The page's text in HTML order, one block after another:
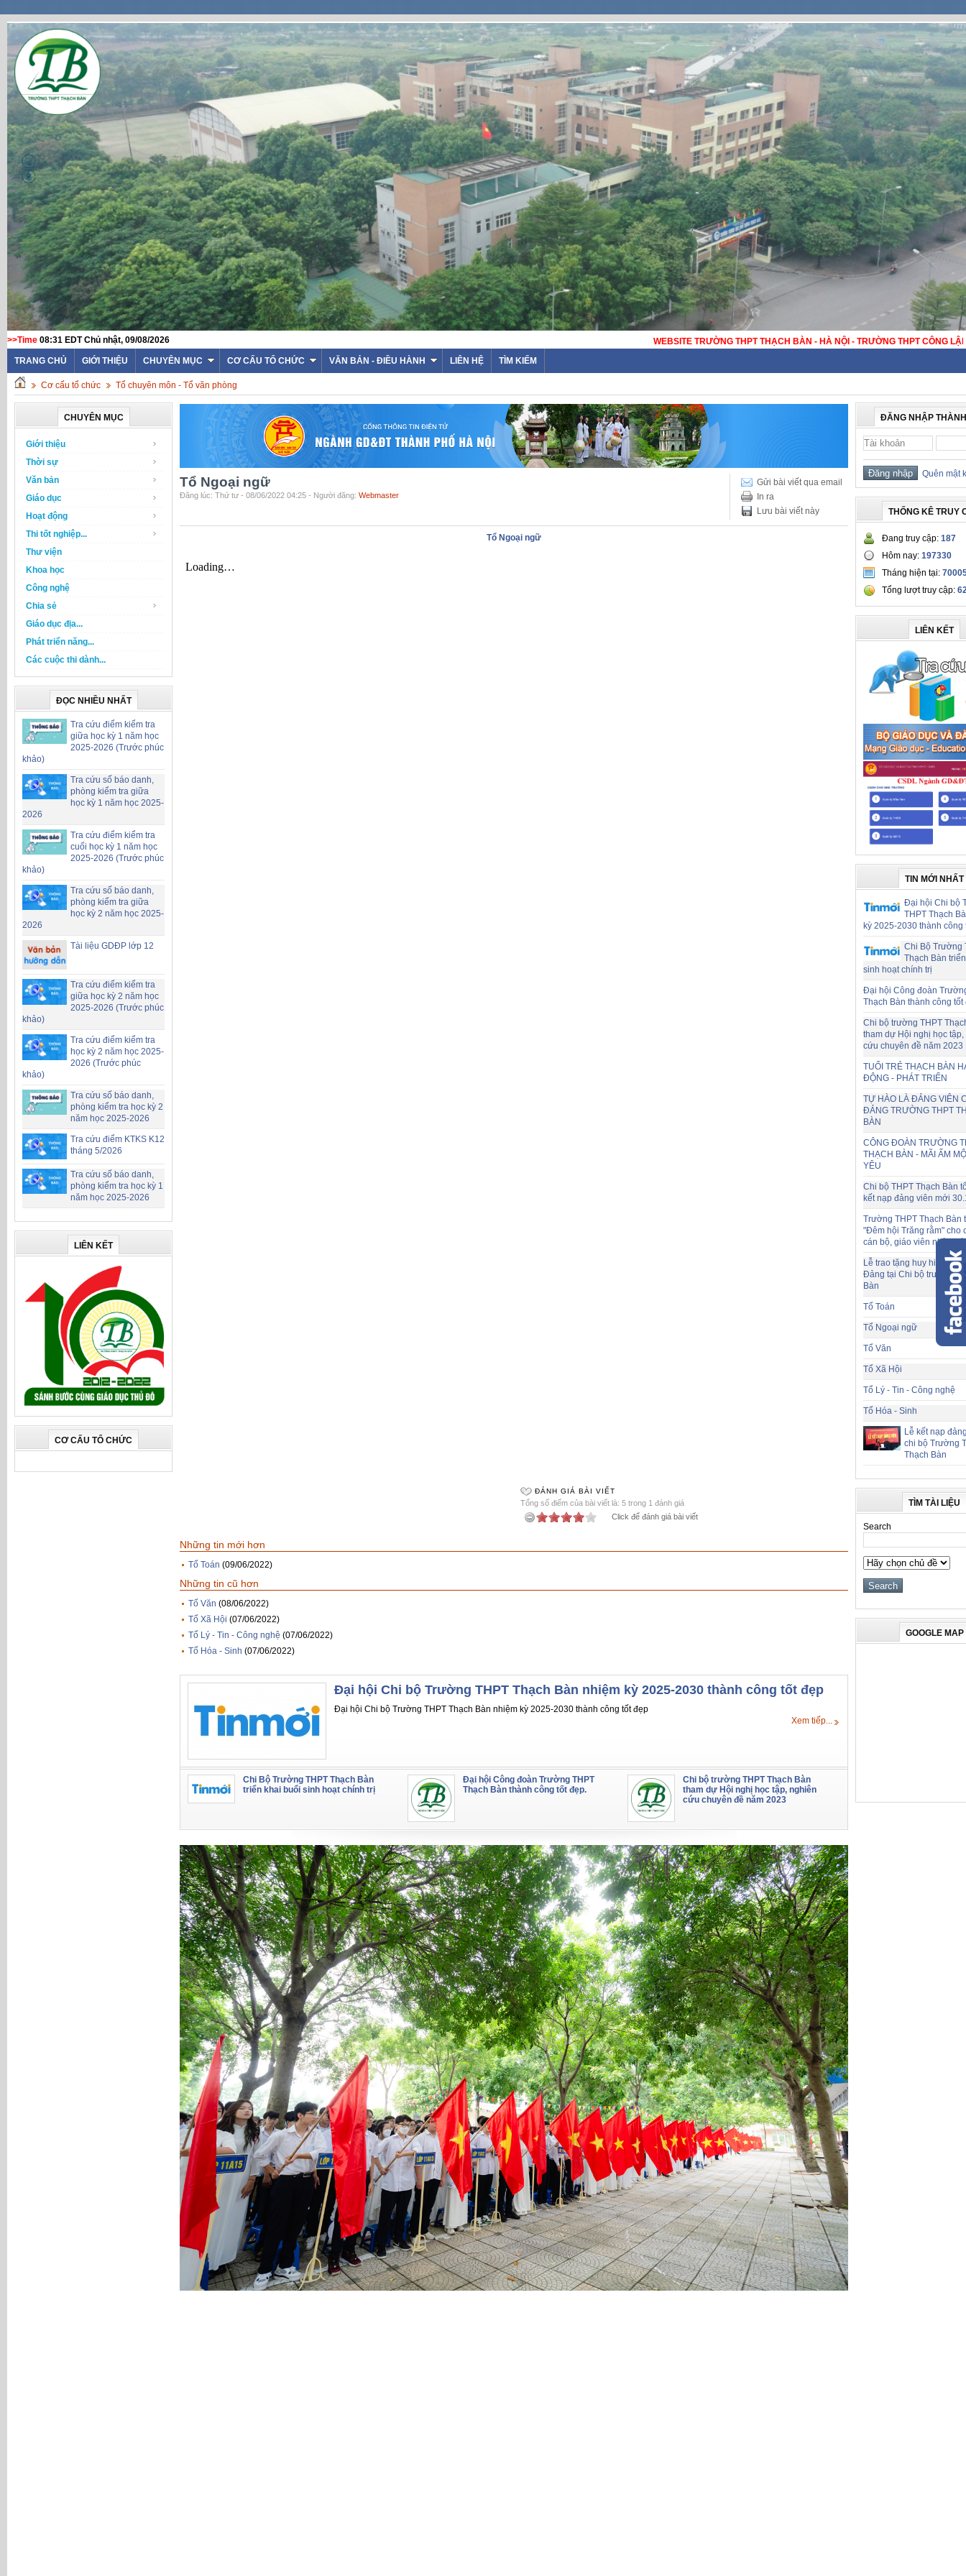
>>Time 08:31 EDT Chủ nhật, 09/08/2026
WEBSITE TRƯỜNG THPT THẠCH
TRANG CHỦ
GIỚI THIỆU CHUYÊN MỤC CƠ CẤU TỔ CHỨC VĂN BẢN - ĐIỀU HÀNH LIÊN HỆ TÌM KIẾM
Cơ cấu tổ chức Tổ chuyên môn - Tổ văn phòng
CHUYÊN MỤC
Giới thiệu
Thời sự
Văn bản
Giáo dục
Hoạt động
Thi tốt nghiệp...
Thư viện
Khoa học
Công nghệ
Chia sẻ
Giáo dục địa...
Phát triển năng...
Các cuộc thi dành...
ĐỌC NHIỀU NHẤT
Tra cứu điểm kiểm tra
giữa học kỳ 1 năm học
2025-2026 (Trước phúc
khảo)
Tra cứu số báo danh,
phòng kiểm tra giữa
học kỳ 1 năm học 2025-
2026
Tra cứu điểm kiểm tra
cuối học kỳ 1 năm học
2025-2026 (Trước phúc
khảo)
Tra cứu số báo danh,
phòng kiểm tra giữa
học kỳ 2 năm học 2025-
2026
Tài liệu GDĐP lớp 12
Tra cứu điểm kiểm tra
giữa học kỳ 2 năm học
2025-2026 (Trước phúc
khảo)
Tra cứu điểm kiểm tra
học kỳ 2 năm học 2025-
2026 (Trước phúc
khảo)
Tra cứu số báo danh,
phòng kiểm tra học kỳ 2
năm học 2025-2026
Tra cứu điểm KTKS K12
tháng 5/2026
Tra cứu số báo danh,
phòng kiểm tra học kỳ 1
năm học 2025-2026
LIÊN KẾT
CƠ CẤU TỔ CHỨC
Gửi bài viết qua email
In ra
Lưu bài viết này
Tổ Ngoại ngữ
Đăng lúc: Thứ tư - 08/06/2022 04:25 - Người đăng: Webmaster
Tổ Ngoại ngữ
ĐÁNH GIÁ BÀI VIẾT
Tổng số điểm của bài viết là: 5 trong 1 đánh giá
Click để đánh giá bài viết
Những tin mới hơn
Tổ Toán (09/06/2022)
Những tin cũ hơn
Tổ Văn (08/06/2022)
Tổ Xã Hội (07/06/2022)
Tổ Lý - Tin - Công nghệ (07/06/2022)
Tổ Hóa - Sinh (07/06/2022)
Đại hội Chi bộ Trường THPT Thạch Bàn nhiệm kỳ 2025-2030 thành công tốt đẹp
Đại hội Chi bộ Trường THPT Thạch Bàn nhiệm kỳ 2025-2030 thành công tốt đẹp
Xem tiếp...
Chi Bộ Trường THPT Thạch Bàn
triển khai buổi sinh hoạt chính trị
Đại hội Công đoàn Trường THPT
Thạch Bàn thành công tốt đẹp.
Chi bộ trường THPT Thạch Bàn
tham dự Hội nghị học tập, nghiên
cứu chuyên đề năm 2023
ĐĂNG NHẬP
Quên mật
THỐNG KÊ TRUY
Đang truy cập: 187
Hôm nay: 197330
Tháng hiện tại:
Tổng lượt truy cập:
LIÊN KẾT
TIN MỚI NHẤT
Đại hội Chi bộ
THPT Thạch
kỳ 2025-2030 thành công
Chi Bộ Trường
Thạch Bàn
sinh hoạt chính trị
Đại hội Công đoàn
Thạch Bàn thành công tốt
Chi bộ trường THPT
tham dự Hội nghị học
cứu chuyên đề năm 2023
TUỔI TRẺ THẠCH BÀN
ĐỘNG - PHÁT TRIỂN
TỰ HÀO LÀ ĐẢNG VIÊN
ĐẢNG TRƯỜNG THPT
BÀN
CÔNG ĐOÀN TRƯỜNG
THẠCH BÀN - MÃI ẤM
YÊU
Chi bộ THPT Thạch Bàn
kết nạp đảng viên mới
Trường THPT Thạch Bàn
"Đêm hội Trăng rằm" cho
cán bộ, giáo viên nhà
Lễ trao tặng huy hiệu 30
Đảng tại Chi bộ trường
Bàn
Tổ Toán
Tổ Ngoại ngữ
Tổ Văn
Tổ Xã Hội
Tổ Lý - Tin - Công nghệ
Tổ Hóa - Sinh
Lễ kết nạp
chi bộ Trường
Thạch Bàn
TÌM TÀI LIỆU
Search
GOOGLE MAP